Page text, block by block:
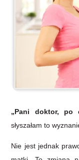
„Pani doktor, po
słyszałam to
Nie jest jednak